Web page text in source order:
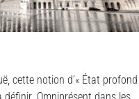
cette notion d’« État profond